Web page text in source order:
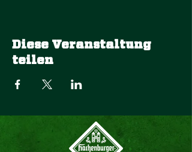
Diese Veranstaltung
teilen